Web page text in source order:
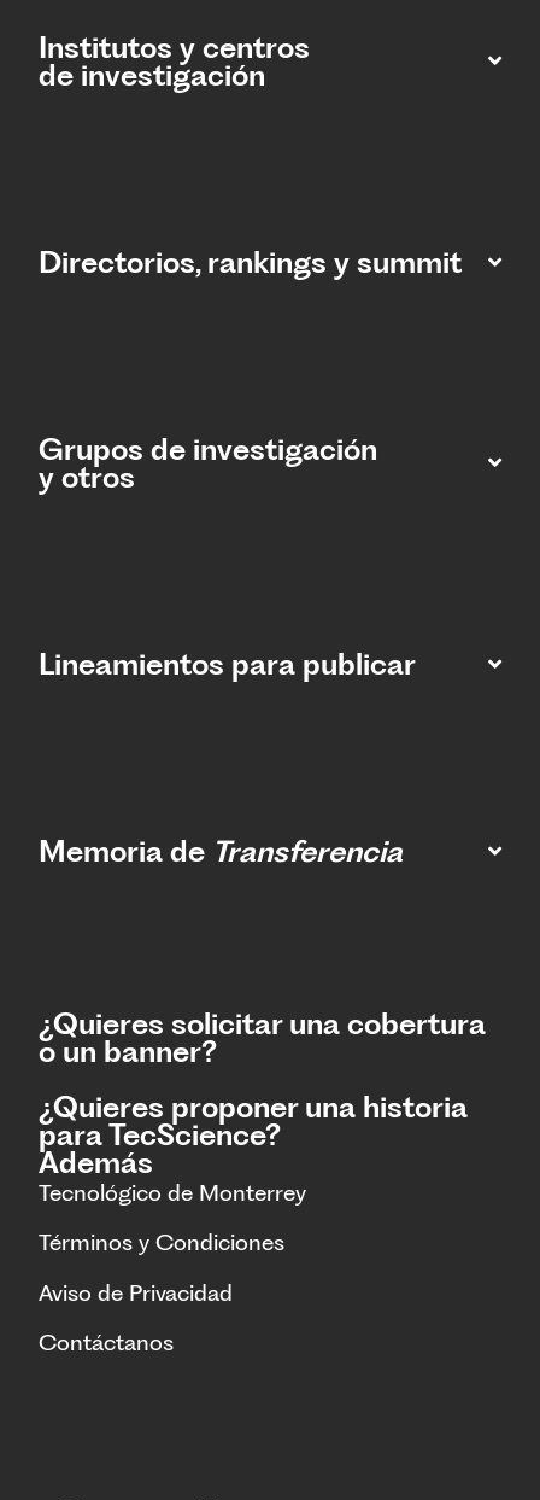
Institutos y centros
de investigación
Directorios, rankings y summit
Grupos de investigación
y otros
Lineamientos para publicar
Memoria de Transferencia
¿Quieres solicitar una cobertura
o un banner?
¿Quieres proponer una historia
para TecScience?
Además
Tecnológico de Monterrey
Términos y Condiciones
Aviso de Privacidad
Contáctanos